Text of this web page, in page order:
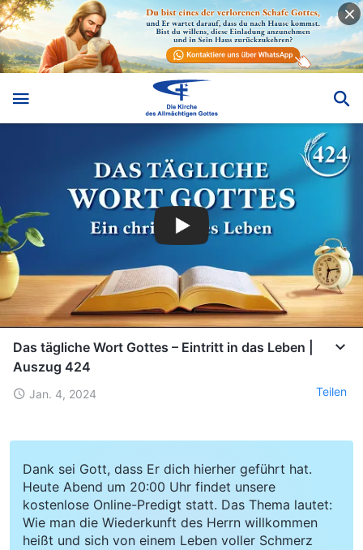
Das tägliche Wort Gottes – Eintritt in das Leben |
Auszug 424
Jan. 4, 2024 Teilen
Dank sei Gott, dass Er dich hierher geführt hat.
Heute Abend um 20:00 Uhr findet unsere
kostenlose Online-Predigt statt. Das Thema lautet:
Wie man die Wiederkunft des Herrn willkommen
heißt und sich von einem Leben voller Schmerz